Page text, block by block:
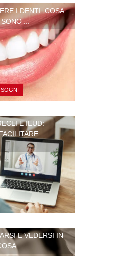
I DENTI: COSA
SONO ...
E IEUD:
E VEDERSI IN
...